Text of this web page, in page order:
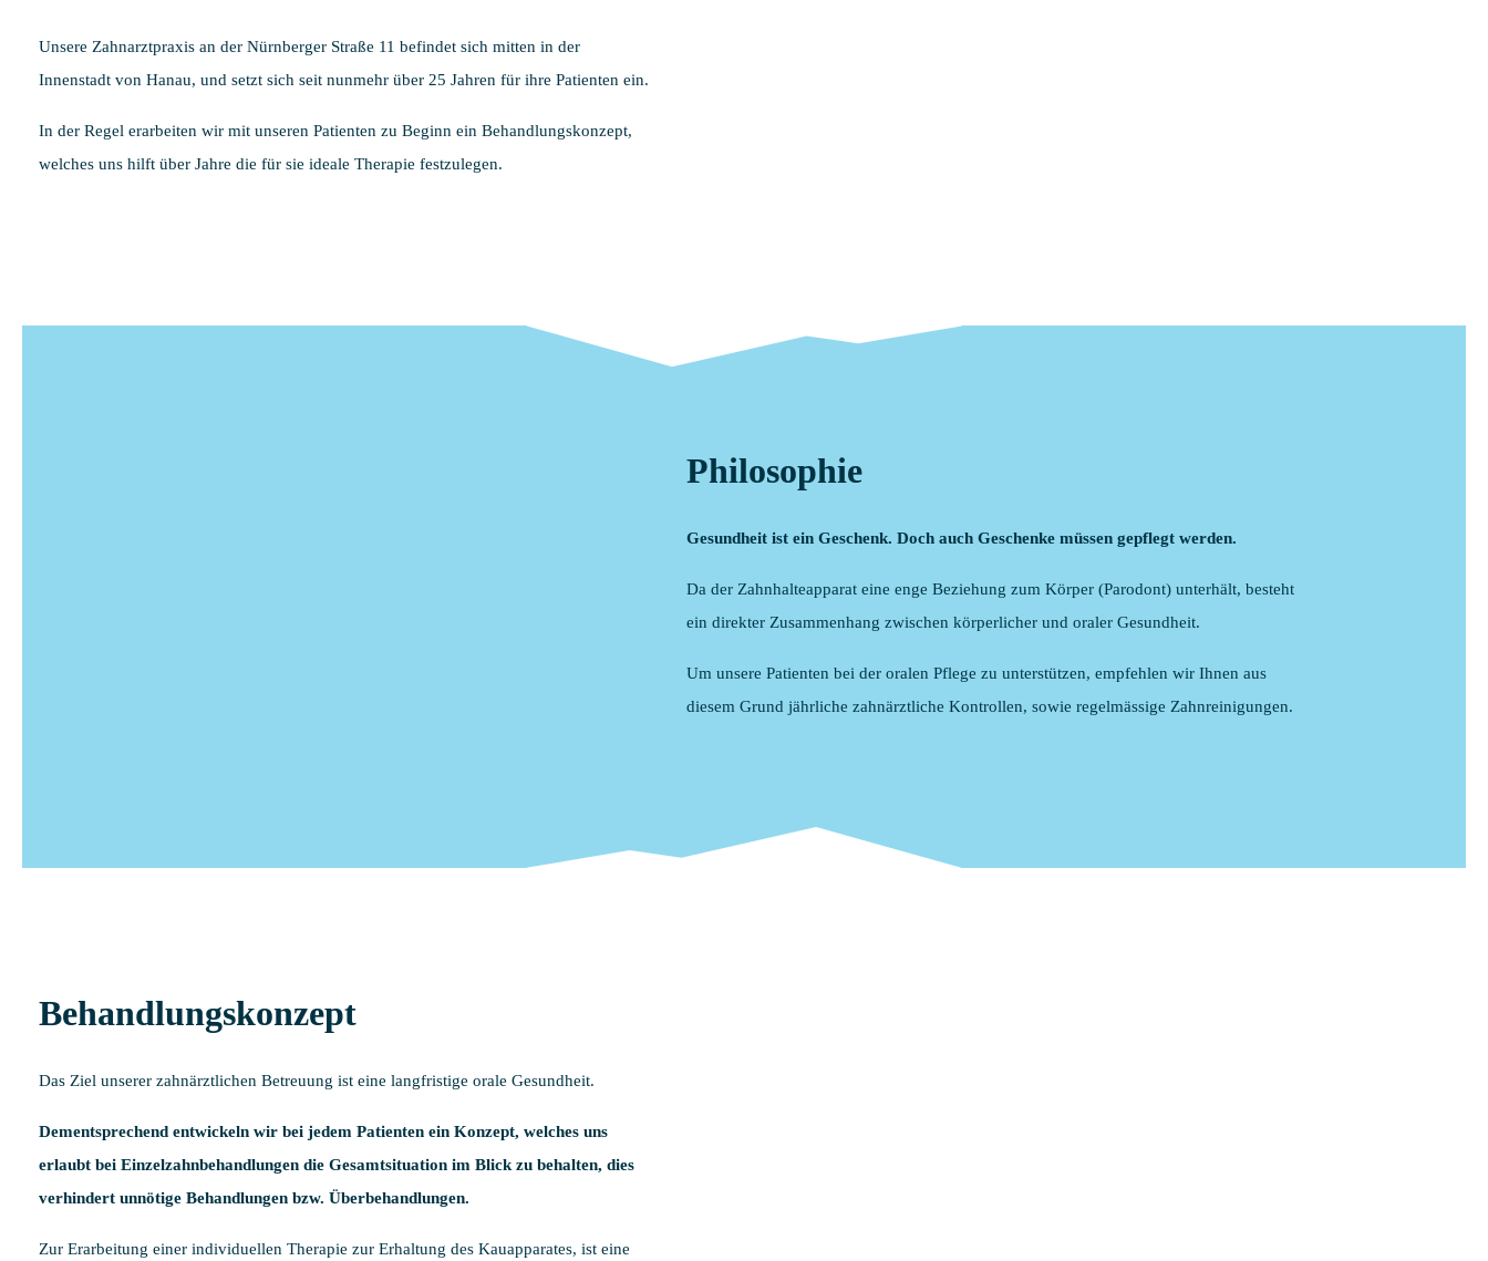
Unsere Zahnarztpraxis an der Nürnberger Straße 11 befindet sich mitten in der
Innenstadt von Hanau, und setzt sich seit nunmehr über 25 Jahren für ihre Patienten ein.
In der Regel erarbeiten wir mit unseren Patienten zu Beginn ein Behandlungskonzept,
welches uns hilft über Jahre die für sie ideale Therapie festzulegen.
Philosophie
Gesundheit ist ein Geschenk. Doch auch Geschenke müssen gepflegt werden.
Da der Zahnhalteapparat eine enge Beziehung zum Körper (Parodont) unterhält, besteht
ein direkter Zusammenhang zwischen körperlicher und oraler Gesundheit.
Um unsere Patienten bei der oralen Pflege zu unterstützen, empfehlen wir Ihnen aus
diesem Grund jährliche zahnärztliche Kontrollen, sowie regelmässige Zahnreinigungen.
Behandlungskonzept
Das Ziel unserer zahnärztlichen Betreuung ist eine langfristige orale Gesundheit.
Dementsprechend entwickeln wir bei jedem Patienten ein Konzept, welches uns
erlaubt bei Einzelzahnbehandlungen die Gesamtsituation im Blick zu behalten, dies
verhindert unnötige Behandlungen bzw. Überbehandlungen.
Zur Erarbeitung einer individuellen Therapie zur Erhaltung des Kauapparates, ist eine